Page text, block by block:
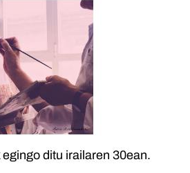
ditu irailaren 30ean.